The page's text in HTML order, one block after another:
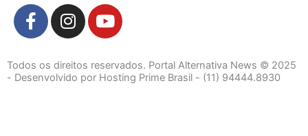
F
a
e
b
I
n
t
a
Y
o
t
u
Todos os direitos reservados. Portal Alternativa News © 2025
- Desenvolvido por Hosting Prime Brasil - (11) 94444.8930